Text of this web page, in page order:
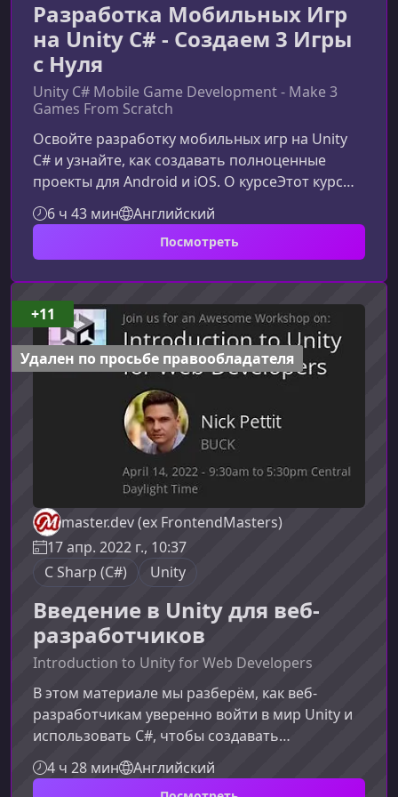
Разработка Мобильных Игр
на Unity C# - Создаем 3 Игры
с Нуля
Unity C# Mobile Game Development - Make 3
Games From Scratch
Освойте разработку мобильных игр на Unity
C# и узнайте, как создавать полноценные
проекты для Android и iOS. О курсеЭтот курс
научит вас создавать три мобильные игры с
нуля с использованием Unity — одного из
самых популярных игровых движков в мире.
от проектов для ПК, как использовать
сенсорный ввод, рекламу, push‑уведомления, а
также как адаптировать игру под разные
устройства.Кому подходит этот курсКурс
6 ч 43 мин Английский
Посмотреть
master.dev (ex FrontendMasters)
17 апр. 2022 г., 10:37
C Sharp (C#)
Unity
Введение в Unity для веб-
разработчиков
Introduction to Unity for Web Developers
В этом материале мы разберём, как веб-
разработчикам уверенно войти в мир Unity и
использовать C#, чтобы создавать
интерактивные 2D- и 3D‑проекты в реальном
времени. Индустрия real‑time‑контента
4 ч 28 мин Английский
+11
Удален по просьбе правообладателя